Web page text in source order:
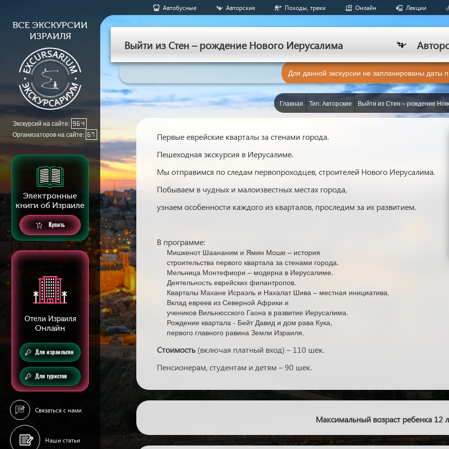
Aвтобусные Авторские Походы, треки Онлайн Лекции
ВСЕ ЭКСКУРСИИ
ИЗРАИЛЯ
Экскурсий на сайте: 964
Организаторов на сайте: 67
Электронные
книги об Израиле
Купить
Отели Израиля
Онлайн
Для израильтян
Для туристов
Связаться с нами
Наши статьи
Выйти из Стен – рождение Нового Иерусалима
Для данной экскурсии не запланированы даты
Главная Тип: Авторские Выйти из Стен – рождение
Первые еврейские кварталы за стенами города.
Пешеходная экскурсия в Иерусалиме.
Мы отправимся по следам первопроходцев, строителей Нового Иерусалима.
Побываем в чудных и малоизвестных местах города,
узнаем особенности каждого из кварталов, проследим за их развитием.
В программе:
Мишкенот Шаананим и Ямин Моше – история
строительства первого квартала за стенами города.
Мельница Монтефиори – модерна в Иерусалиме.
Деятельность еврейских филантропов.
Кварталы Махане Исраэль и Нахалат Шива – местная инициатива.
Вклад евреев из Северной Африки и
учеников Вильнюсского Гаона в развитие Иерусалима.
Рождение квартала - Бейт Давид и дом рава Кука,
первого главного равина Земли Израиля.
Стоимость (включая платный вход) – 110 шек.
Пенсионерам, студентам и детям – 90 шек.
Максимальный возраст ребенка 12